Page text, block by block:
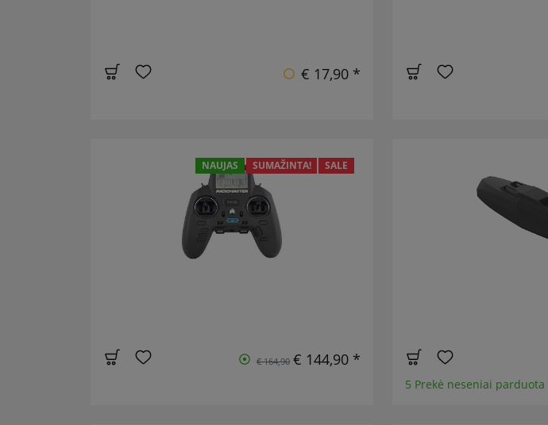
€ 17,90 *
NAUJAS SUMAŽINTA! SALE
€ 164,90 € 144,90 *
5 Prekė neseniai parduota